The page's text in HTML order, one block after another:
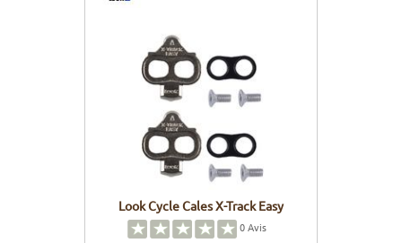
Look Cycle Cales X-Track Easy
0Avis